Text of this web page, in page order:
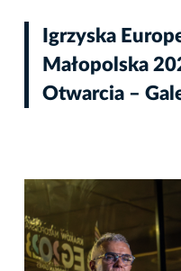
Igrzyska
Małopolska
Otwarcia –